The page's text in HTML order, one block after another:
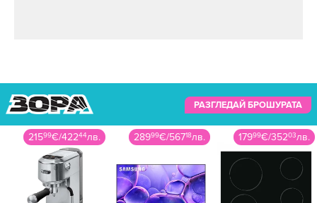
РАЗГЛЕДАЙ БРОШУРАТА
21599€/42244лв. 28999€/56718лв. 17999€/35203лв.